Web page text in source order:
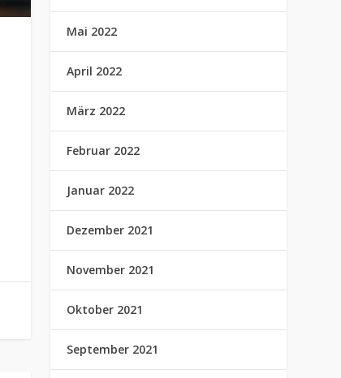
Mai 2022
April 2022
März 2022
Februar 2022
Januar 2022
Dezember 2021
November 2021
Oktober 2021
September 2021